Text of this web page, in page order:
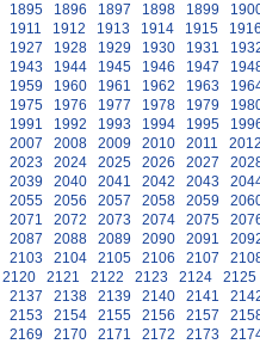
1895 1896 1897 1898 1899
1911 1912 1913 1914 1915
1927 1928 1929 1930 1931
1943 1944 1945 1946 1947
1959 1960 1961 1962 1963
1975 1976 1977 1978 1979
1991 1992 1993 1994 1995
2007 2008 2009 2010 2011
2023 2024 2025 2026 2027
2039 2040 2041 2042 2043
2055 2056 2057 2058 2059
2071 2072 2073 2074 2075
2087 2088 2089 2090 2091
2103 2104 2105 2106 2107
2120 2121 2122 2123 2124
2125
2137 2138 2139 2140 2141
2153 2154 2155 2156 2157
2169 2170 2171 2172 2173